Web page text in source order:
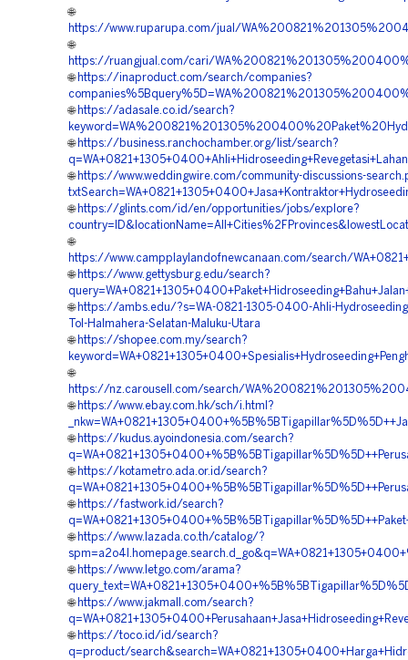
🌐
https://www.ruparupa.com/jual/
🌐
https://ruangjual.com/cari/
🌐 https://inaproduct.com/search/companies?
🌐 https://adasale.co.id/search?
🌐 https://business.ranchochamber.org/list/search?
🌐 https://www.weddingwire.com/community-discussions-
🌐 https://glints.com/id/en/opportunities/jobs/explore?
🌐
https://www.campplaylandofnewcanaan.com/search/
🌐 https://www.gettysburg.edu/search?
🌐 https://ambs.edu/?s=WA-0821-1305-0400-Ahli-
Tol-Halmahera-Selatan-Maluku-Utara
🌐 https://shopee.com.my/search?
🌐
https://nz.carousell.com/search/
🌐 https://www.ebay.com.hk/sch/i.html?
🌐 https://kudus.ayoindonesia.com/search?
🌐 https://kotametro.ada.or.id/search?
🌐 https://fastwork.id/search?
🌐 https://www.lazada.co.th/catalog/?
🌐 https://www.letgo.com/arama?
🌐 https://www.jakmall.com/search?
🌐 https://toco.id/id/search?
q=product/